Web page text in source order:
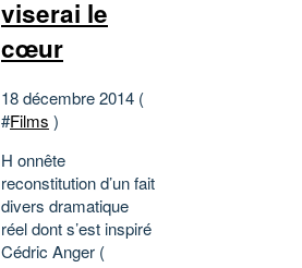
viserai le
cœur
18 décembre 2014 (
#Films )
H onnête
reconstitution d’un fait
divers dramatique
réel dont s’est inspiré
Cédric Anger (